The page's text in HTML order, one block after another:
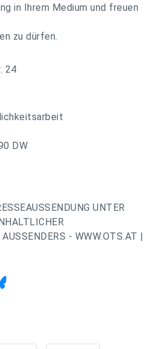
in Ihrem Medium und freuen
zu dürfen.
24
DW
UNTER
- WWW.OTS.AT |